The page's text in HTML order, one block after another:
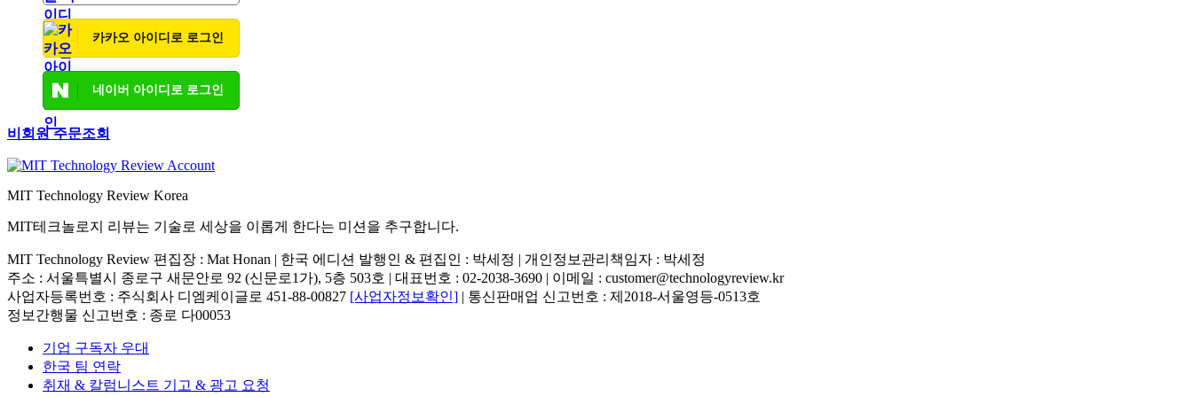
카카오 아이디로 로그인
네이버 아이디로 로그인
비회원 주문조회
MIT Technology Review Korea
MIT테크놀로지 리뷰는 기술로 세상을 이롭게 한다는 미션을 추구합니다.
MIT Technology Review 편집장 : Mat Honan | 한국 에디션 발행인 & 편집인 : 박세정 | 개인정보관리책임자 : 박세정
주소 : 서울특별시 종로구 새문안로 92 (신문로1가), 5층 503호 | 대표번호 : 02-2038-3690 | 이메일 : customer@technologyreview.kr
사업자등록번호 : 주식회사 디엠케이글로 451-88-00827 [사업자정보확인] | 통신판매업 신고번호 : 제2018-서울영등-0513호
정보간행물 신고번호 : 종로 다00053
기업 구독자 우대
한국 팀 연락
취재 & 칼럼니스트 기고 & 광고 요청